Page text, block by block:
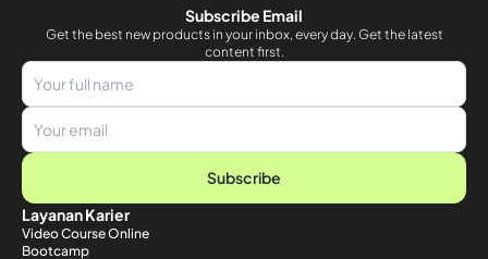
Subscribe Email
Get the best new products in your inbox, every day. Get the latest
content first.
Subscribe
Layanan Karier
Video Course Online
Bootcamp